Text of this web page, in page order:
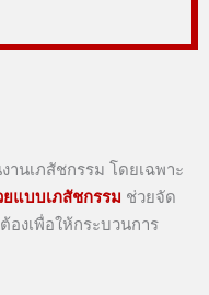
นเภสัชกรรม โดยเฉพาะ
แบบเภสัชกรรม ช่วยจัด
งเพื่อให้กระบวนการ